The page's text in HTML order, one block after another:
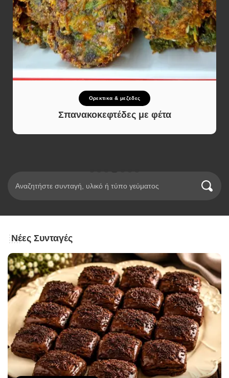
Κουλούρια και Μπισκότα
Χριστουγεννιάτικα μπισκότα γεμιστά με
Νέες Συνταγές